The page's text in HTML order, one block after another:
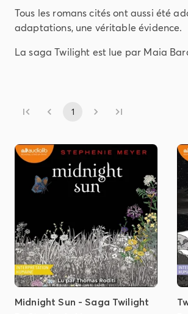
Tous les romans cités ont aussi été
adaptations, une véritable évidence.
La saga Twilight est lue par Maia
1
Midnight Sun - Saga Twilight